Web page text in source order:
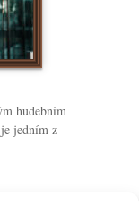
hudebním
jedním z